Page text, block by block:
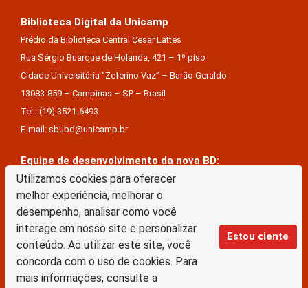
Utilizamos cookies para oferecer
melhor experiência, melhorar o
desempenho, analisar como você
interage em nosso site e personalizar
conteúdo. Ao utilizar este site, você
concorda com o uso de cookies. Para
mais informações, consulte a
Estou ciente
Biblioteca Digital da Unicamp
Prédio da Biblioteca Central Cesar Lattes
Rua Sérgio Buarque de Holanda, 421 – 1º piso
Cidade Universitária “Zeferino Vaz” – Barão Geraldo
13083-859 – Campinas – SP – Brasil
Tel.: (19) 3521-6493
E-mail: sbubd@unicamp.br
Equipe de desenvolvimento da nova BD:
Keite Aparecida Duarte
Márcio Vinícius De Jesus Almeida
Saul Victor De Castro E Silva
A Biblioteca Digital da Unicamp está licenciado com uma Licença Creative Commons –
Atribuição Sem Derivações 4.0 Internacional